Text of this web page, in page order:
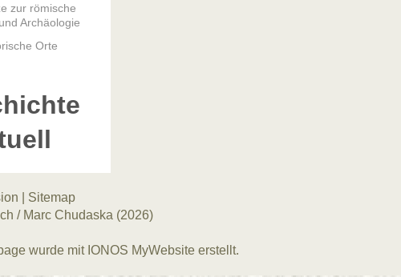
zur römische
Archäologie
Orte
Sitemap
/ Marc Chudaska (2026)
wurde mit IONOS MyWebsite erstellt.